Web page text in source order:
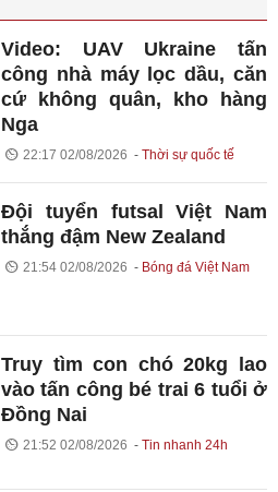
Video: UAV Ukraine tấn
công nhà máy lọc dầu, căn
cứ không quân, kho hàng
Nga
22:17 02/08/2026 Thời sự quốc tế
Đội tuyển futsal Việt Nam
thắng đậm New Zealand
21:54 02/08/2026 Bóng đá Việt Nam
Truy tìm con chó 20kg lao
vào tấn công bé trai 6 tuổi ở
Đồng Nai
21:52 02/08/2026 Tin nhanh 24h